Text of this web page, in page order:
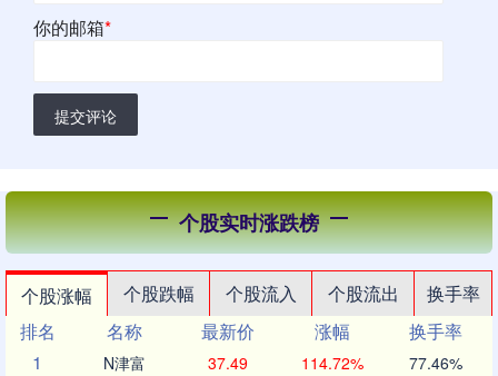
你的邮箱*
提交评论
个股实时涨跌榜
个股涨幅 个股跌幅 个股流入 个股流出
换手率
排名
名称 最新价 涨幅
换手率
1
N津富 37.49 114.72% 77.46%